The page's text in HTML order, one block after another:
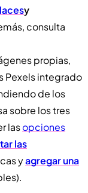
y
consulta
propias,
Pexels integrado
de los
sobre los tres
lasopciones
las
yagregar una